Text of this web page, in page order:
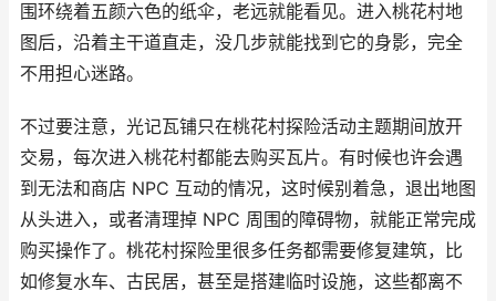
围环绕着五颜六色的纸伞，老远就能看见。进入桃花村地
图后，沿着主干道直走，没几步就能找到它的身影，完全
不用担心迷路。
不过要注意，光记瓦铺只在桃花村探险活动主题期间放开
交易，每次进入桃花村都能去购买瓦片。有时候也许会遇
到无法和商店 NPC 互动的情况，这时候别着急，退出地图
从头进入，或者清理掉 NPC 周围的障碍物，就能正常完成
购买操作了。桃花村探险里很多任务都需要修复建筑，比
如修复水车、古民居，甚至是搭建临时设施，这些都离不